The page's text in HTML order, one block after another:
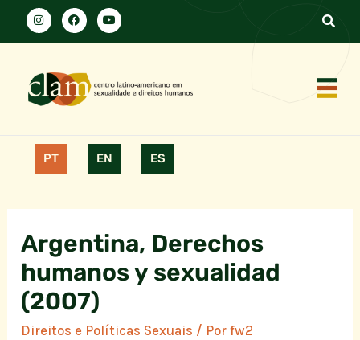
PT EN ES
Argentina, Derechos
humanos y sexualidad
(2007)
Direitos e Políticas Sexuais / Porfw2